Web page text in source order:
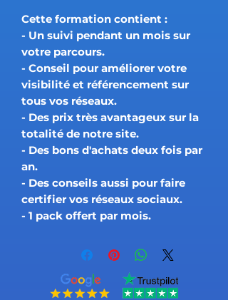
Cette formation contient :
- Un suivi pendant un mois sur
votre parcours.
- Conseil pour améliorer votre
visibilité et référencement sur
tous vos réseaux.
- Des prix très avantageux sur la
totalité de notre site.
- Des bons d'achats deux fois par
an.
- Des conseils aussi pour faire
certifier vos réseaux sociaux.
- 1 pack offert par mois.